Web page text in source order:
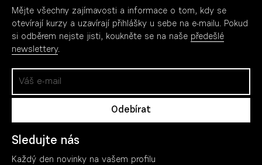
Mějte všechny zajímavosti a informace o tom, kdy se
otevírají kurzy a uzavírají přihlášky u sebe na e-mailu. Pokud
si odběrem nejste jisti, koukněte se na naše předešlé
newslettery.
Sledujte nás
Každý den novinky na vašem profilu